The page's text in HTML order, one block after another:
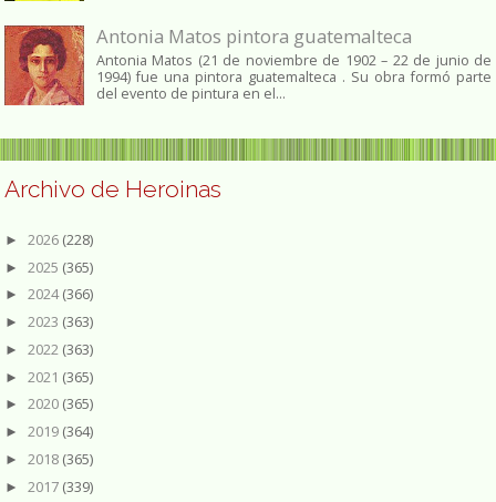
Antonia Matos pintora guatemalteca
Antonia Matos (21 de noviembre de 1902 – 22 de junio de
1994) fue una pintora guatemalteca . Su obra formó parte
del evento de pintura en el...
Archivo de Heroinas
► 2026 (228)
► 2025 (365)
► 2024(366)
► 2023 (363)
► 2022 (363)
► 2021 (365)
► 2020 (365)
► 2019 (364)
► 2018 (365)
► 2017 (339)